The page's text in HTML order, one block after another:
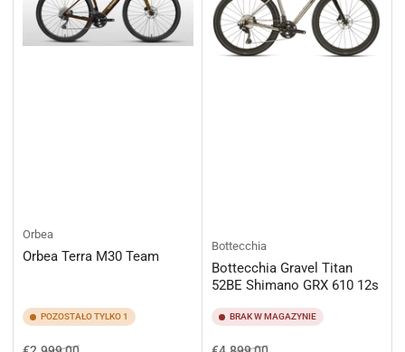
Orbea
Orbea Terra M30 Team
POZOSTAŁO TYLKO 1
Bottecchia
Bottecchia Gravel Titan
52BE Shimano GRX 610 12s
BRAK W MAGAZYNIE